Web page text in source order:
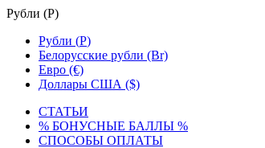
Рубли (Р)
Рубли (Р)
Белорусские рубли (Br)
Евро (€)
Доллары США ($)
СТАТЬИ
% БОНУСНЫЕ БАЛЛЫ %
СПОСОБЫ ОПЛАТЫ